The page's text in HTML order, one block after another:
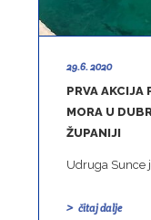
29.6. 2020
PRVA AKCIJA
MORA U
ŽUPANIJI
Udruga Sunce
čitaj dalje